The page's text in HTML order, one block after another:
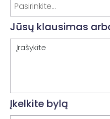
Pasirinkite...
Jūsų klausimas
Įkelkite bylą